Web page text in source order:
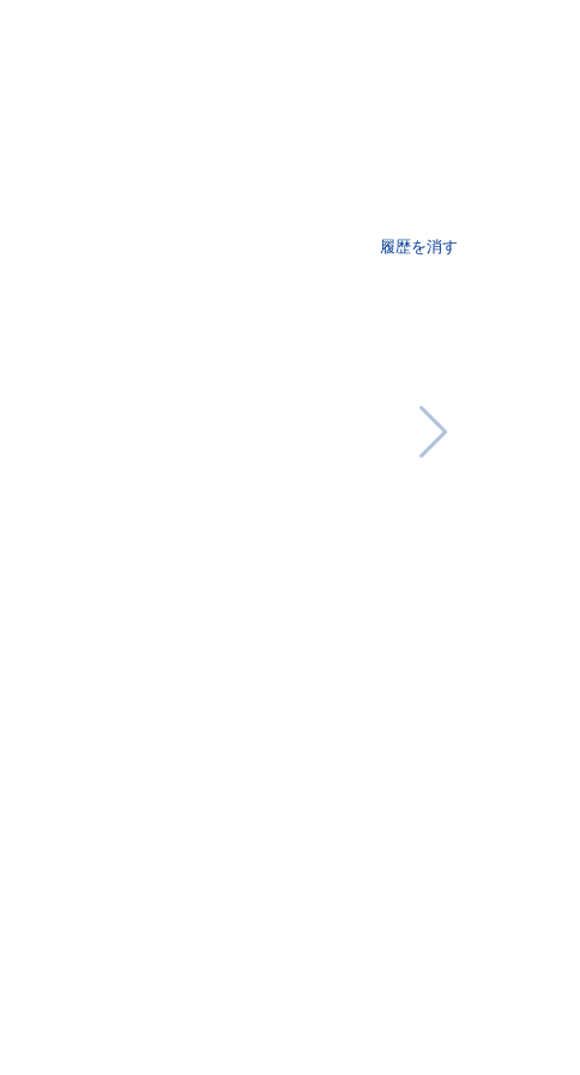
履歴を消す